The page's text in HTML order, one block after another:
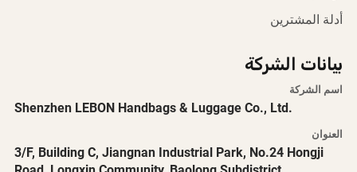
أدلة المشترين
بيانات الشركة
اسم الشركة
Shenzhen LEBON Handbags & Luggage Co., Ltd.
العنوان
3/F, Building C, Jiangnan Industrial Park, No.24 Hongji